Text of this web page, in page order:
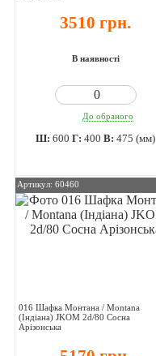
3510 грн.
В наявності
До обраного
Ш:600 Г:400 В:475 (мм)
Артикул: 60460
016 Шафка Монтана / Montana
(Індіана) JKOM 2d/80 Сосна
Арізонська